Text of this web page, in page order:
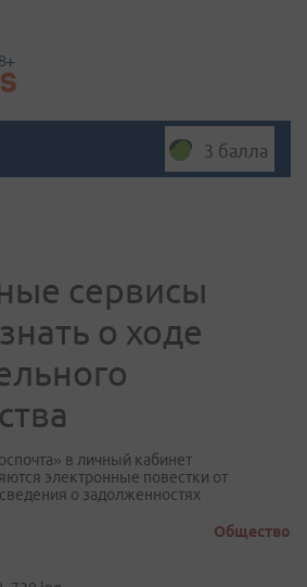
3 балла
сервисы
о ходе
в личный кабинет
электронные повестки от
о задолженностях
Общество